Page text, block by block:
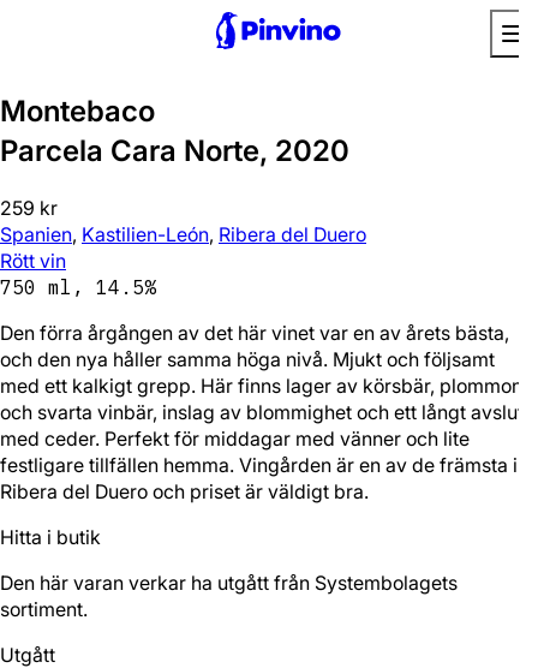
Montebaco
Parcela Cara Norte, 2020
259 kr
Spanien, Kastilien-León, Ribera del Duero
Rött vin
750 ml, 14.5%
Den förra årgången av det här vinet var en av årets bästa,
och den nya håller samma höga nivå. Mjukt och följsamt
med ett kalkigt grepp. Här finns lager av körsbär, plommon
och svarta vinbär, inslag av blommighet och ett långt avslut
med ceder. Perfekt för middagar med vänner och lite
festligare tillfällen hemma. Vingården är en av de främsta i
Ribera del Duero och priset är väldigt bra.
Hitta i butik
Den här varan verkar ha utgått från Systembolagets
sortiment.
Utgått